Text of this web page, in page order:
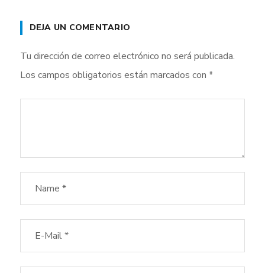
DEJA UN COMENTARIO
Tu dirección de correo electrónico no será publicada.
Los campos obligatorios están marcados con *